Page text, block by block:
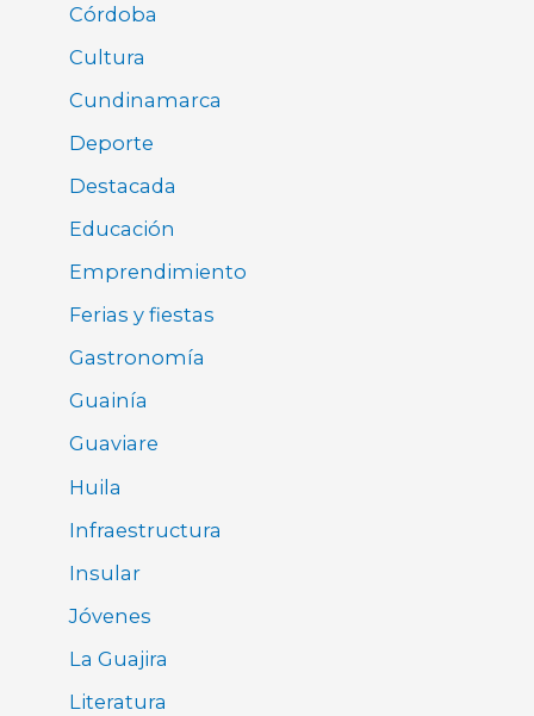
Córdoba
Cultura
Cundinamarca
Deporte
Destacada
Educación
Emprendimiento
Ferias y fiestas
Gastronomía
Guainía
Guaviare
Huila
Infraestructura
Insular
Jóvenes
La Guajira
Literatura